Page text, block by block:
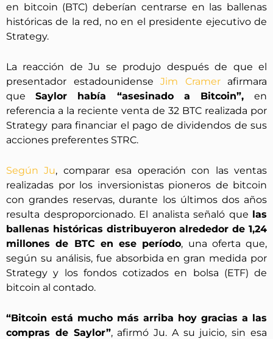
en bitcoin (BTC) deberían centrarse en las ballenas
históricas de la red, no en el presidente ejecutivo de
Strategy.
La reacción de Ju se produjo después de que el
presentador estadounidense Jim Cramerafirmara
queSaylor había “asesinado a Bitcoin”,en
referencia a la reciente venta de 32 BTC realizada por
Strategy para financiar el pago de dividendos de sus
acciones preferentes STRC.
Según Ju, comparar esa operación con las ventas
realizadas por los inversionistas pioneros de bitcoin
con grandes reservas, durante los últimos dos años
resulta desproporcionado. El analista señaló que las
ballenas históricas distribuyeron alrededor de 1,24
millones de BTC en ese período, una oferta que,
según su análisis, fue absorbida en gran medida por
Strategy y los fondos cotizados en bolsa (ETF) de
bitcoin al contado.
“Bitcoin está mucho más arriba hoy gracias a las
compras de Saylor”, afirmó Ju. A su juicio, sin esa